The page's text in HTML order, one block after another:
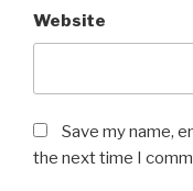
Website
Save my name,
the next time I